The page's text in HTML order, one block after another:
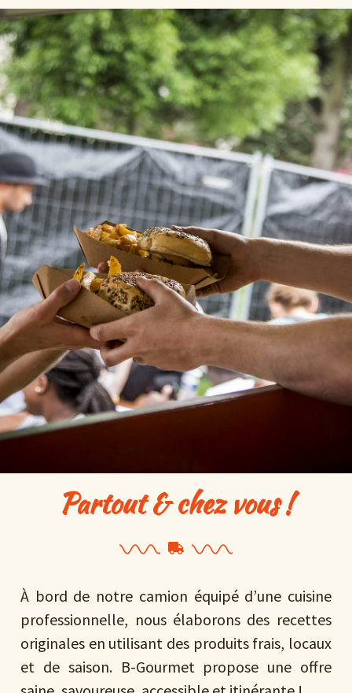
Partout & chez vous !
À bord de notre camion équipé d’une cuisine
professionnelle, nous élaborons des recettes
originales en utilisant des produits frais, locaux
et de saison. B-Gourmet propose une offre